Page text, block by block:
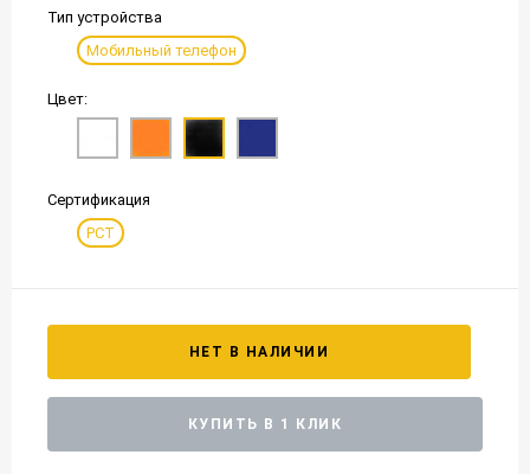
Тип устройства
Мобильный телефон
Цвет:
Сертификация
РСТ
НЕТ В НАЛИЧИИ
КУПИТЬ В 1 КЛИК